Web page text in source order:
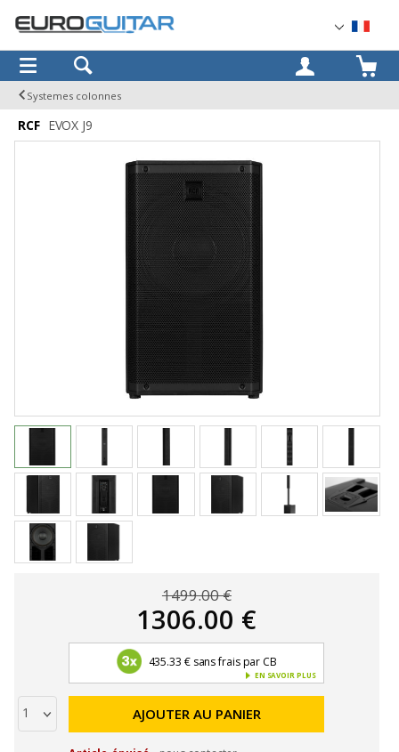
OK
Systemes colonnes
RCF EVOX J9
1499.00 €
1306.00 €
435.33 € sans frais par CB
EN SAVOIR PLUS
AJOUTER AU PANIER